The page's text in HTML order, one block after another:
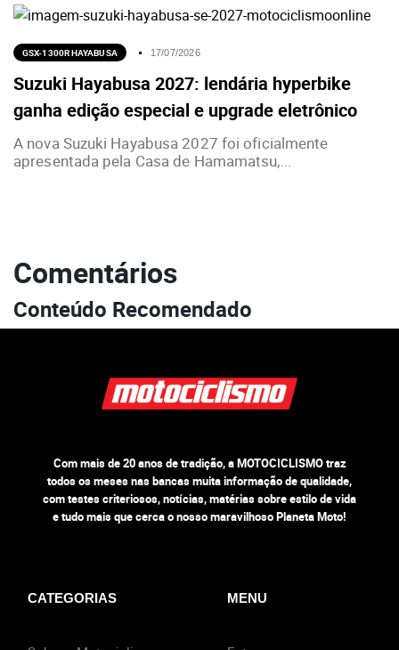
GSX-1300R HAYABUSA 17/07/2026
Suzuki Hayabusa 2027: lendária hyperbike
ganha edição especial e upgrade eletrônico
A nova Suzuki Hayabusa 2027 foi oficialmente
apresentada pela Casa de Hamamatsu,...
Comentários
Conteúdo Recomendado
Com mais de 20 anos de tradição, a MOTOCICLISMO traz
todos os meses nas bancas muita informação de qualidade,
com testes criteriosos, notícias, matérias sobre estilo de vida
e tudo mais que cerca o nosso maravilhoso Planeta Moto!
CATEGORIAS MENU